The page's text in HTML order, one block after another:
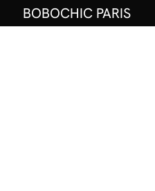
BOBOCHIC PARIS